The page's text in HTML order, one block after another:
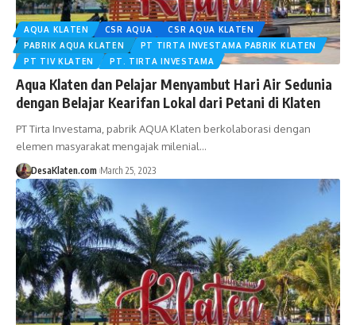
AQUA KLATEN CSR AQUA
CSR AQUA KLATEN
PABRIK AQUA KLATEN
PT TIRTA INVESTAMA PABRIK KLATEN
PT TIV KLATEN
PT. TIRTA INVESTAMA
Aqua Klaten dan Pelajar Menyambut Hari Air Sedunia
dengan Belajar Kearifan Lokal dari Petani di Klaten
PT Tirta Investama, pabrik AQUA Klaten berkolaborasi dengan
elemen masyarakat mengajak milenial…
DesaKlaten.com March 25, 2023